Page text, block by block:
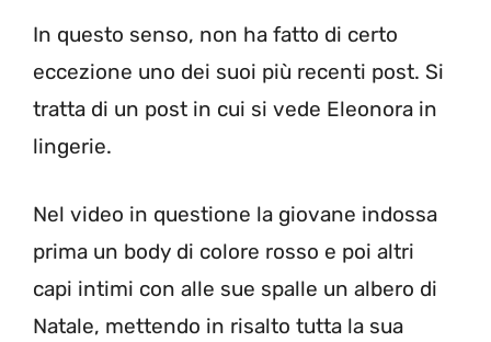
In questo senso, non ha fatto di certo
eccezione uno dei suoi più recenti post. Si
tratta di un post in cui si vede Eleonora in
lingerie.
Nel video in questione la giovane indossa
prima un body di colore rosso e poi altri
capi intimi con alle sue spalle un albero di
Natale, mettendo in risalto tutta la sua